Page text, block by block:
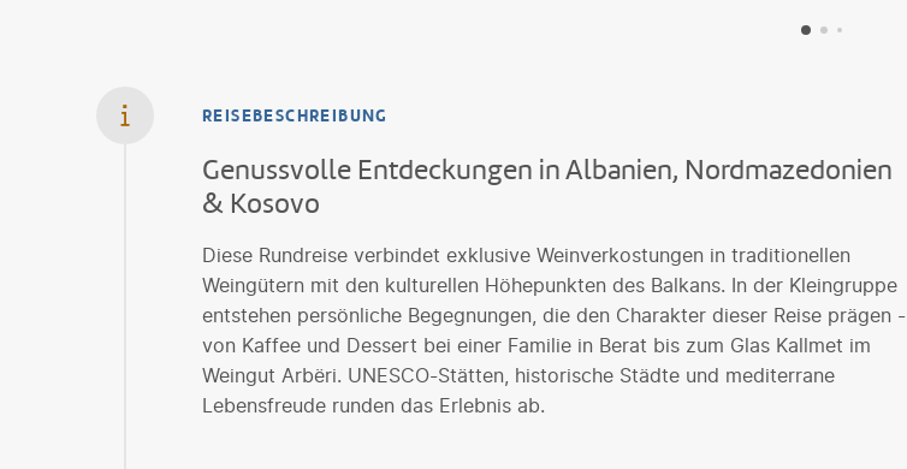
REISEBESCHREIBUNG
Genussvolle Entdeckungen in Albanien, Nordmazedonien
& Kosovo
Diese Rundreise verbindet exklusive Weinverkostungen in traditionellen
Weingütern mit den kulturellen Höhepunkten des Balkans. In der Kleingruppe
entstehen persönliche Begegnungen, die den Charakter dieser Reise prägen -
von Kaffee und Dessert bei einer Familie in Berat bis zum Glas Kallmet im
Weingut Arbëri. UNESCO-Stätten, historische Städte und mediterrane
Lebensfreude runden das Erlebnis ab.